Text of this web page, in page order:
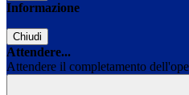
Informazione
Chiudi
Attendere...
Attendere il completamento